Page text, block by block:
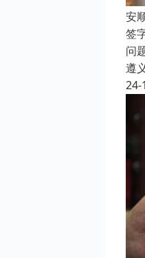
安
签
问
遵
24-